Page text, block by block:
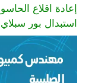
إعادة اقلاع
استبدال بور